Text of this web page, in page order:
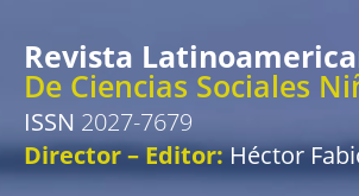
Revista
De Ciencias Sociales
ISSN 2027-7679
Director – Editor:Héctor